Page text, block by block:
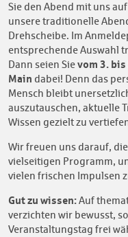
Sie den Abend mit uns
unsere traditionelle
Drehscheibe. Im
entsprechende Auswahl
Dann seien Sievom 3.
Main dabei! Denn das
Mensch bleibt
auszutauschen, aktuelle
Wissen gezielt zu
Wir freuen uns darauf,
vielseitigen Programm,
vielen frischen Impulsen
Gut zu wissen:Auf
verzichten wir bewusst,
Veranstaltungstag frei